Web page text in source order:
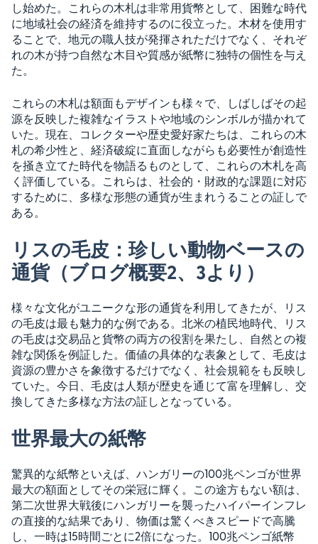
し始めた。これらの木札は非常用貨幣として、困難な時代
に地域社会の経済を維持するのに役立った。木材を使用す
ることで、地元の職人技が発揮されただけでなく、それぞ
れの木が持つ自然な木目や質感が紙幣に独特の個性を与え
た。
これらの木札は額面もデザインも様々で、しばしばその起
源を反映した複雑なイラストや地域のシンボルが描かれて
いた。現在、コレクターや歴史愛好家たちは、これらの木
札の希少性と、経済破綻に直面しながらも必要性が創造性
を掻き立てた時代を物語るものとして、これらの木札を高
く評価している。これらは、社会的・財政的な課題に対応
するために、多様な形態の通貨が生まれうることの証しで
ある。
リスの毛皮：珍しい動物ベースの
通貨（ブログ概要2、3より）
様々な文化がユニークな形の通貨を利用してきたが、リス
の毛皮は最も魅力的な例である。北米の植民地時代、リス
の毛皮は交易品と貨幣の両方の役割を果たし、自然との複
雑な関係を例証した。価値の具体的な表象として、毛皮は
資源の豊かさを象徴するだけでなく、社会規範をも反映し
ていた。今日、毛皮は人類が歴史を通じて富を理解し、交
換してきた多様な方法の証しとなっている。
世界最大の紙幣
驚異的な紙幣といえば、ハンガリーの100兆ペンゴが世界
最大の額面としてその栄冠に輝く。この途方もない額は、
第二次世界大戦後にハンガリーを襲ったハイパーインフレ
の直接的な結果であり、物価は驚くべきスピードで高騰
し、一時は15時間ごとに2倍になった。100兆ペンゴ紙幣